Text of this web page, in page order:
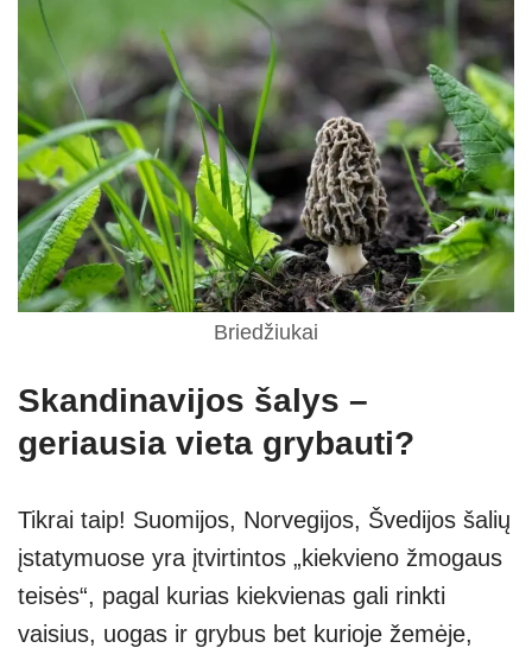
Briedžiukai
Skandinavijos šalys –
geriausia vieta grybauti?
Tikrai taip! Suomijos, Norvegijos, Švedijos šalių
įstatymuose yra įtvirtintos „kiekvieno žmogaus
teisės“, pagal kurias kiekvienas gali rinkti
vaisius, uogas ir grybus bet kurioje žemėje,